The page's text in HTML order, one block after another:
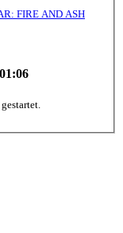
FIRE AND ASH
gestartet.